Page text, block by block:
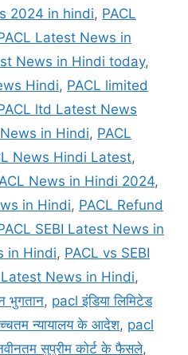
2024 in hindi, PACL
Latest News in
News in Hindi today,
Hindi, PACL limited
ltd Latest News
in Hindi, PACL
News Hindi Latest,
News in Hindi 2024,
in Hindi, PACL Refund
SEBI Latest News in
in Hindi, PACL vs SEBI
Latest News in Hindi,
भुगतान, pacl इंडिया लिमिटेड
न्यायालय के आदेश, pacl
सुप्रीम कोर्ट के फैसले,